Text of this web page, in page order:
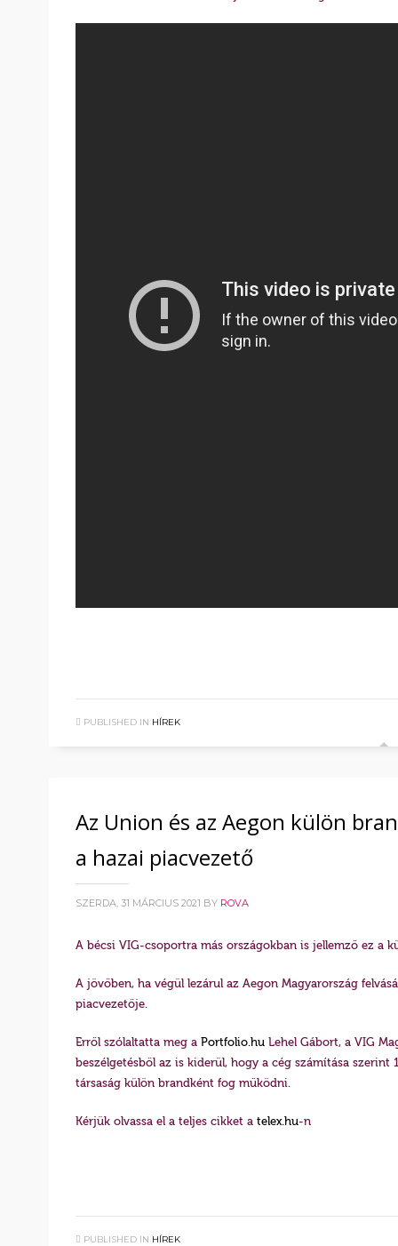
PUBLISHED IN HÍREK
Az Union és az Aegon külön
a hazai piacvezető
SZERDA, 31 MÁRCIUS 2021 BY ROVA
A bécsi VIG-csoportra más országokban is jellemző ez a
A jövőben, ha végül lezárul az Aegon Magyarország
piacvezetője.
Erről szólaltatta meg a Portfolio.hu Lehel Gábort, a VIG
beszélgetésből az is kiderül, hogy a cég számítása szerint
társaság külön brandként fog működni.
Kérjük olvassa el a teljes cikket a telex.hu-n
PUBLISHED IN HÍREK